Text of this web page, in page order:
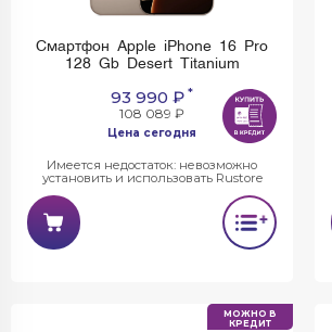
Смартфон Apple iPhone 16 Pro
128 Gb Desert Titanium
93 990 ₽ *
108 089 ₽
Цена сегодня
Имеется недостаток: невозможно
установить и использовать Rustore
МОЖНО В
КРЕДИТ